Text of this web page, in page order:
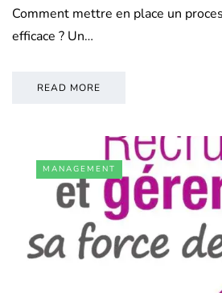
Comment mettre en place un
efficace ? Un…
READ MORE
MANAGEMENT